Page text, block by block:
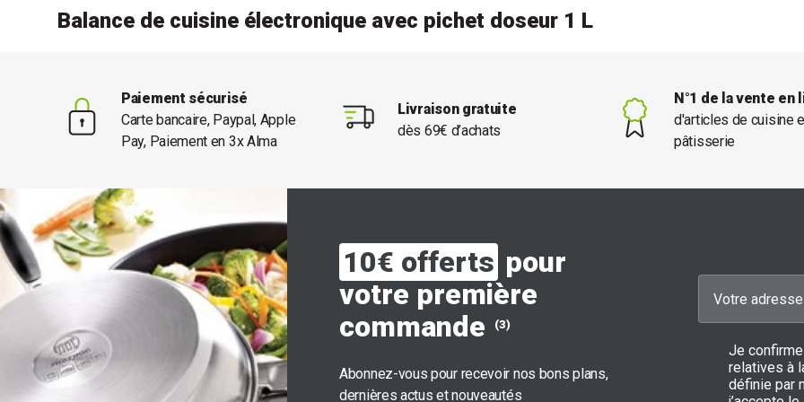
Balance de cuisine électronique avec pichet doseur 1 L
Paiement sécurisé
Carte bancaire, Paypal, Apple
Pay, Paiement en 3x Alma
Livraison gratuite
dès 69€ d’achats
N°1 de la vente en
d'articles de cuisine
pâtisserie
10€ offerts pour
votre première
commande
(3)
Abonnez-vous pour recevoir nos bons plans,
dernières actus et nouveautés
Je
relatives à
définie par